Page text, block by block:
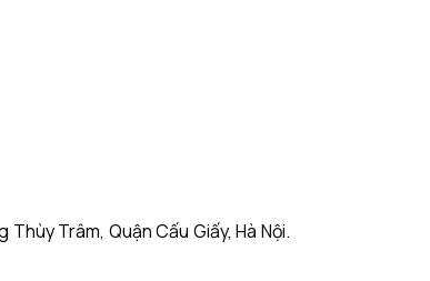
Trâm, Quận Cấu Giấy, Hà Nội.